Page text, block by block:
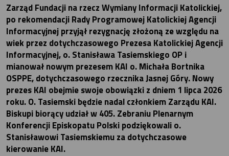
Zarząd Fundacji na rzecz Wymiany Informacji Katolickiej,
po rekomendacji Rady Programowej Katolickiej Agencji
Informacyjnej przyjął rezygnację złożoną ze względu na
wiek przez dotychczasowego Prezesa Katolickiej Agencji
Informacyjnej, o. Stanisława Tasiemskiego OP i
mianował nowym prezesem KAI o. Michała Bortnika
OSPPE, dotychczasowego rzecznika Jasnej Góry. Nowy
prezes KAI obejmie swoje obowiązki z dniem 1 lipca 2026
roku. O. Tasiemski będzie nadal członkiem Zarządu KAI.
Biskupi biorący udział w 405. Zebraniu Plenarnym
Konferencji Episkopatu Polski podziękowali o.
Stanisławowi Tasiemskiemu za dotychczasowe
kierowanie KAI.